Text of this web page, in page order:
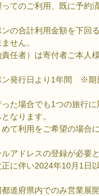
てのご利用、既に予約
の合計利用金額を下回
せん。
任者）は寄付者ご本人
発行日より1年間 ※期
た場合でも1つの旅行に
なります。
て利用をご希望の場合
アドレスの登録が必要と
に伴い2024年10月1日
都道府県内でのみ営業展